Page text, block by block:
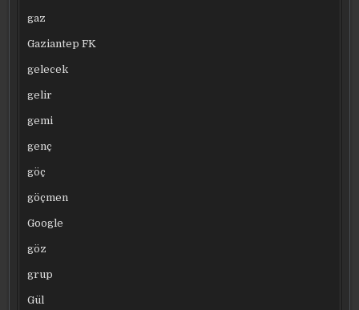
gaz
Gaziantep FK
gelecek
gelir
gemi
genç
göç
göçmen
Google
göz
grup
Gül